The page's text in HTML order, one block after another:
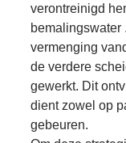
verontreinigd
bemalingswater
vermenging
de verdere
gewerkt. Dit
dient zowel op
gebeuren.